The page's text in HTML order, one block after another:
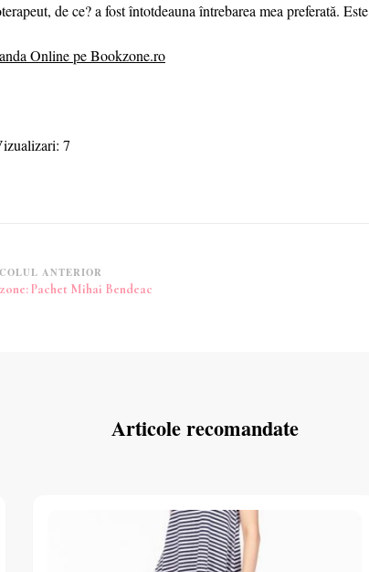
de ce? a fost întotdeauna întrebarea mea preferată. Este
Online pe Bookzone.ro
7
ANTERIOR
Pachet Mihai Bendeac
Articole recomandate